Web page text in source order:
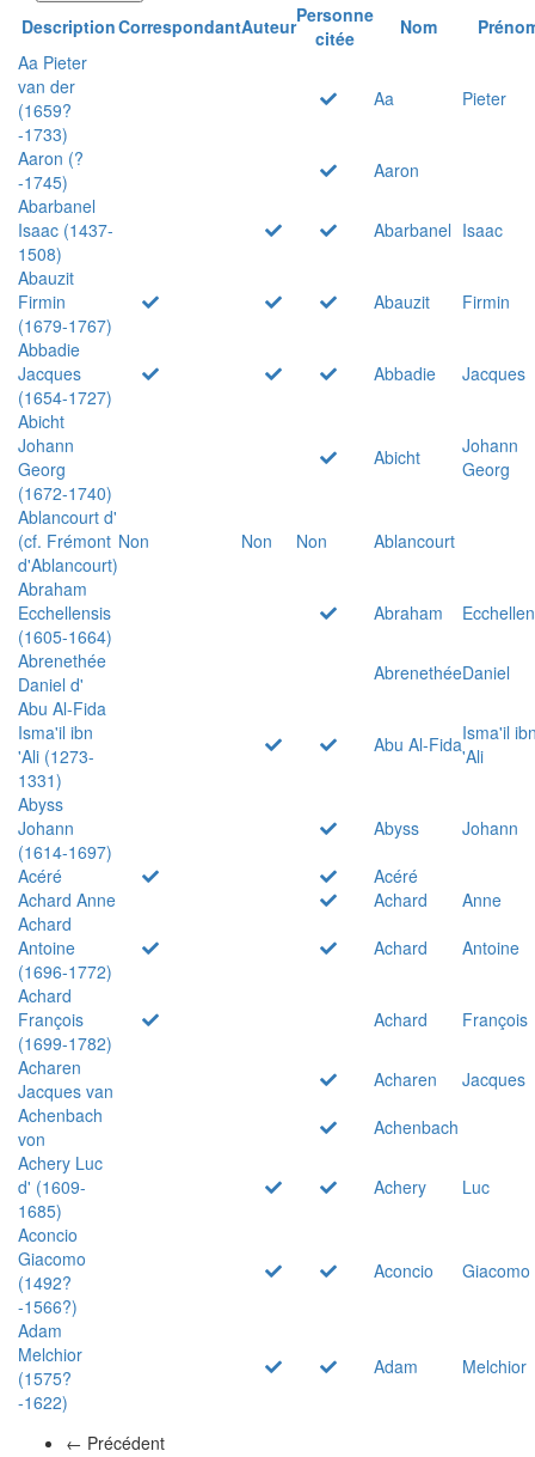
DescriptionCorrespondantAuteurPersonne
citée
Nom
Aa Pieter
van der
(1659?
-1733)
Aa Pieter
Aaron (?
-1745)
Aaron
Abarbanel
Isaac (1437-
1508)
Abarbanel Isaac
Abauzit
Firmin
(1679-1767)
Abauzit
Firmin
Abbadie
Jacques
(1654-1727)
Abbadie
Jacques
Abicht
Johann
Georg
(1672-1740)
Abicht
Johann
Georg
Ablancourt d'
(cf. Frémont
d'Ablancourt)
Non Non Non
Ablancourt
Abraham
Ecchellensis
(1605-1664)
Abraham
Abrenethée
Daniel d'
AbrenethéeDaniel
Abu Al-Fida
Isma'il ibn
'Ali (1273-
1331)
Abu Al-FidaIsma'il
'Ali
Abyss
Johann
(1614-1697)
Abyss
Johann
Acéré
Acéré
Achard Anne
Achard
Anne
Achard
Antoine
(1696-1772)
Achard
Antoine
Achard
François
(1699-1782)
Achard
François
Acharen
Jacques van
Acharen
Jacques
Achenbach
von
Achenbach
Achery Luc
d' (1609-
1685)
Achery
Luc
Aconcio
Giacomo
(1492?
-1566?)
Aconcio Giacomo
Adam
Melchior
(1575?
-1622)
Adam Melchior
← Précédent